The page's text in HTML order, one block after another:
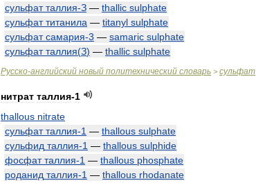
сульфат таллия-З — thallic sulphate
сульфат титанила — titanyl sulphate
сульфат самария-3 — samaric sulphate
сульфат таллия(З) — thallic sulphate
Русско-английский новый политехнический словарь > сульфат
нитрат таллия-1
thallous nitrate
сульфат таллия-1 — thallous sulphate
сульфид таллия-1 — thallous sulphide
фосфат таллия-1 — thallous phosphate
роданид таллия-1 — thallous rhodanate